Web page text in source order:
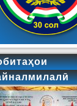
кард